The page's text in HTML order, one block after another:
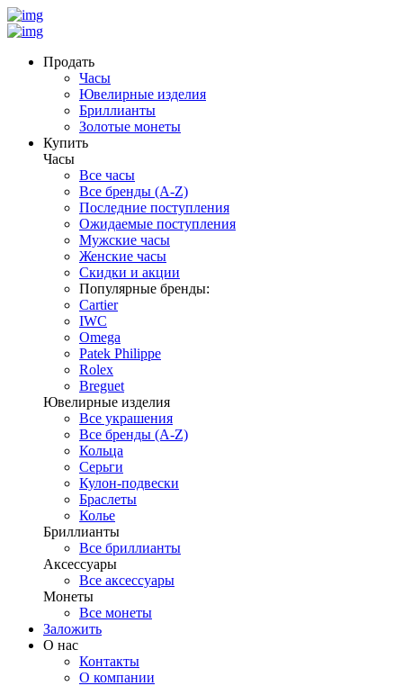
Продать
Часы
Ювелирные изделия
Бриллианты
Золотые монеты
Купить
Часы
Все часы
Все бренды (A-Z)
Последние поступления
Ожидаемые поступления
Мужские часы
Женские часы
Скидки и акции
Популярные бренды:
Cartier
IWC
Omega
Patek Philippe
Rolex
Breguet
Ювелирные изделия
Все украшения
Все бренды (A-Z)
Кольца
Серьги
Кулон-подвески
Браслеты
Колье
Бриллианты
Все бриллианты
Аксессуары
Все аксессуары
Монеты
Все монеты
Заложить
О нас
Контакты
О компании